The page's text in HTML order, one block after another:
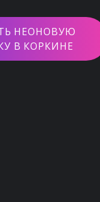
НЕОНОВУЮ
В КОРКИНЕ